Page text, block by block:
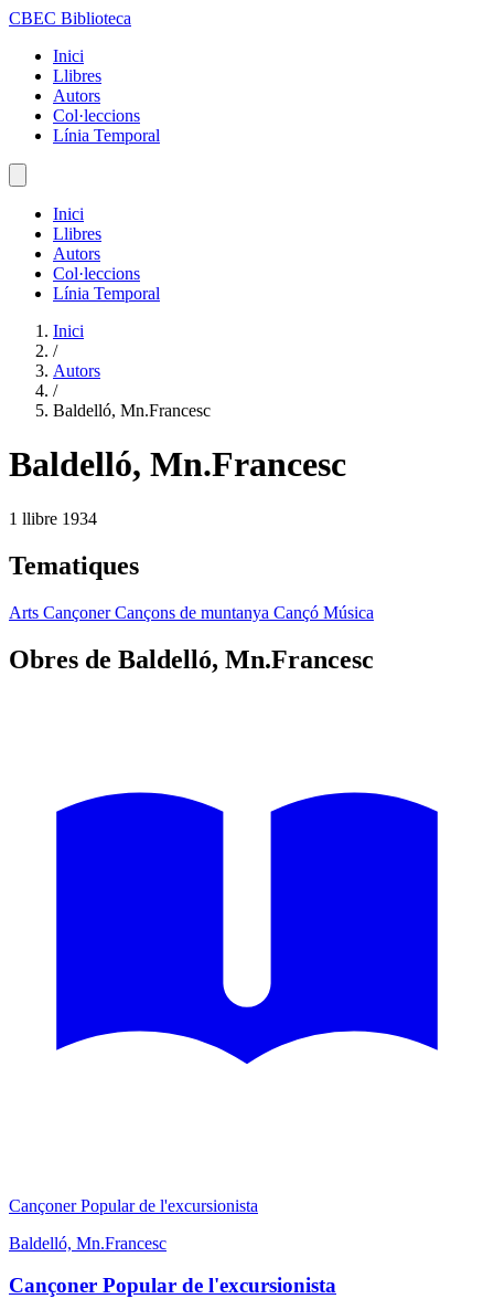
CBEC Biblioteca
Inici
Llibres
Autors
Col·leccions
Línia Temporal
Inici
Llibres
Autors
Col·leccions
Línia Temporal
Inici
/
Autors
/
Baldelló, Mn.Francesc
Baldelló, Mn.Francesc
1 llibre 1934
Tematiques
Arts CançonerCançons de muntanya Cançó Música
Obres de Baldelló, Mn.Francesc
Cançoner Popular de l'excursionista
Baldelló, Mn.Francesc
Cançoner Popular de l'excursionista